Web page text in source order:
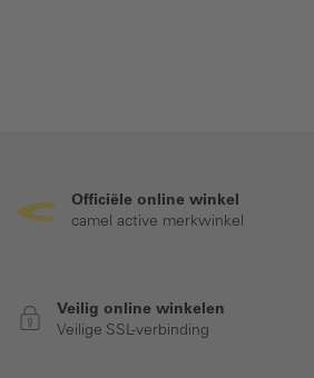
Officiële online winkel
camel active merkwinkel
Veilig online winkelen
Veilige SSL-verbinding